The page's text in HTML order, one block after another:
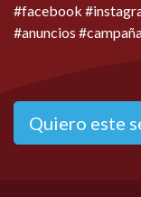
#facebook
#anuncios
Quiero este